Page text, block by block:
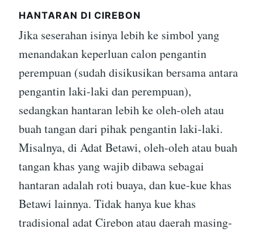
HANTARAN DI CIREBON
Jika seserahan isinya lebih ke simbol yang
menandakan keperluan calon pengantin
perempuan (sudah disikusikan bersama antara
pengantin laki-laki dan perempuan),
sedangkan hantaran lebih ke oleh-oleh atau
buah tangan dari pihak pengantin laki-laki.
Misalnya, di Adat Betawi, oleh-oleh atau buah
tangan khas yang wajib dibawa sebagai
hantaran adalah roti buaya, dan kue-kue khas
Betawi lainnya. Tidak hanya kue khas
tradisional adat Cirebon atau daerah masing-